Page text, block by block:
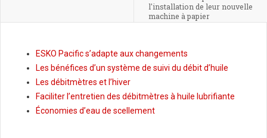
l'installation de leur nouvelle
machine à papier
ESKO Pacific s’adapte aux changements
Les bénéfices d’un système de suivi du débit d’huile
Les débitmètres et l’hiver
Faciliter l’entretien des débitmètres à huile lubrifiante
Économies d’eau de scellement